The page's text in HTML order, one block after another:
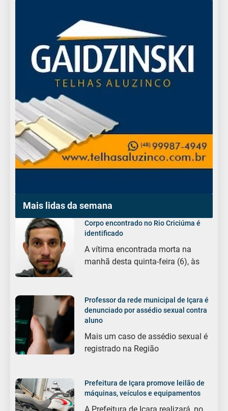
Mais lidas da semana
Corpo encontrado no Rio Criciúma é
identificado
A vítima encontrada morta na
manhã desta quinta-feira (6), às
Professor da rede municipal de Içara é
denunciado por assédio sexual contra
aluno
Mais um caso de assédio sexual é
registrado na Região
Prefeitura de Içara promove leilão de
máquinas, veículos e equipamentos